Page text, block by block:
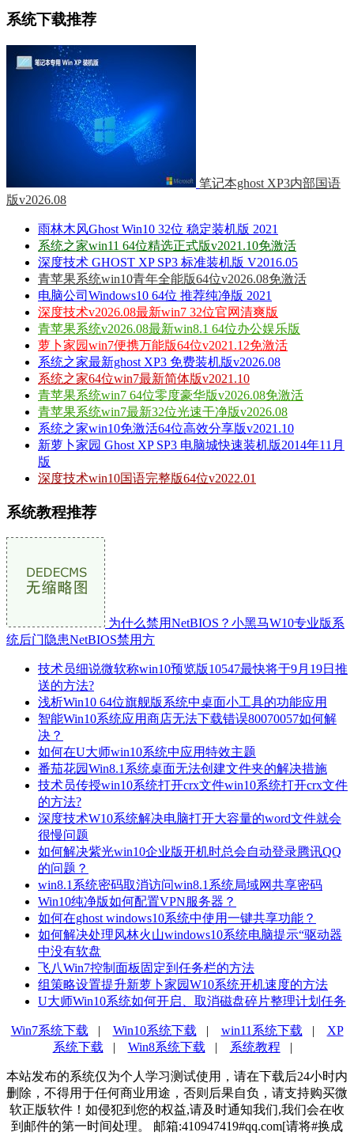
系统下载推荐
笔记本ghost XP3内部国语
版v2026.08
雨林木风Ghost Win10 32位 稳定装机版 2021
系统之家win11 64位精选正式版v2021.10免激活
深度技术 GHOST XP SP3 标准装机版 V2016.05
青苹果系统win10青年全能版64位v2026.08免激活
电脑公司Windows10 64位 推荐纯净版 2021
深度技术v2026.08最新win7 32位官网清爽版
青苹果系统v2026.08最新win8.1 64位办公娱乐版
萝卜家园win7便携万能版64位v2021.12免激活
系统之家最新ghost XP3 免费装机版v2026.08
系统之家64位win7最新简体版v2021.10
青苹果系统win7 64位零度豪华版v2026.08免激活
青苹果系统win7最新32位光速干净版v2026.08
系统之家win10免激活64位高效分享版v2021.10
新萝卜家园 Ghost XP SP3 电脑城快速装机版2014年11月
版
深度技术win10国语完整版64位v2022.01
系统教程推荐
为什么禁用NetBIOS？小黑马W10专业版系
统后门隐患NetBIOS禁用方
技术员细说微软称win10预览版10547最快将于9月19日推
送的方法?
浅析Win10 64位旗舰版系统中桌面小工具的功能应用
智能Win10系统应用商店无法下载错误80070057如何解
决？
如何在U大师win10系统中应用特效主题
番茄花园Win8.1系统桌面无法创建文件夹的解决措施
技术员传授win10系统打开crx文件win10系统打开crx文件
的方法?
深度技术W10系统解决电脑打开大容量的word文件就会
很慢问题
如何解决紫光win10企业版开机时总会自动登录腾讯QQ
的问题？
win8.1系统密码取消访问win8.1系统局域网共享密码
Win10纯净版如何配置VPN服务器？
如何在ghost windows10系统中使用一键共享功能？
如何解决处理风林火山windows10系统电脑提示“驱动器
中没有软盘
飞八Win7控制面板固定到任务栏的方法
组策略设置提升新萝卜家园W10系统开机速度的方法
U大师Win10系统如何开启、取消磁盘碎片整理计划任务
Win7系统下载 | Win10系统下载 | win11系统下载 | XP
系统下载 | Win8系统下载 | 系统教程 |
本站发布的系统仅为个人学习测试使用，请在下载后24小时内
删除，不得用于任何商业用途，否则后果自负，请支持购买微
软正版软件！如侵犯到您的权益,请及时通知我们,我们会在收
到邮件的第一时间处理。 邮箱:410947419#qq.com[请将#换成